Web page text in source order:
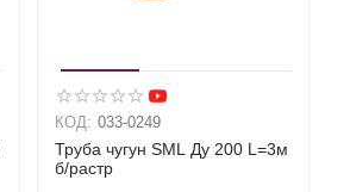
КОД: 033-0249
Труба чугун SML Ду 200 L=3м
б/растр